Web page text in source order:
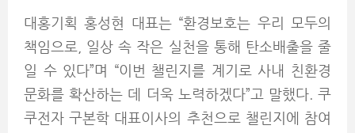
대홍기획 홍성현 대표는 “환경보호는 우리 모두의
책임으로, 일상 속 작은 실천을 통해 탄소배출을 줄
일 수 있다”며 “이번 챌린지를 계기로 사내 친환경
문화를 확산하는 데 더욱 노력하겠다”고 말했다. 쿠
쿠전자 구본학 대표이사의 추천으로 챌린지에 참여